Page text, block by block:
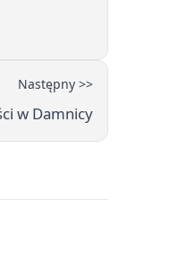
Następny >>
w Damnicy